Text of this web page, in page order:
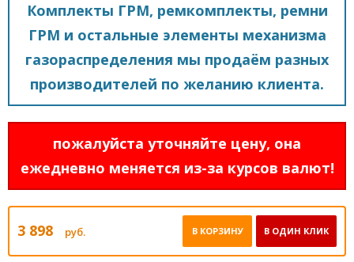
Комплекты ГРМ, ремкомплекты, ремни
ГРМ и остальные элементы механизма
газораспределения мы продаём разных
производителей по желанию клиента.
пожалуйста уточняйте цену, она
ежедневно меняется из-за курсов валют!
3 898 руб. В ОДИН КЛИК
В КОРЗИНУ